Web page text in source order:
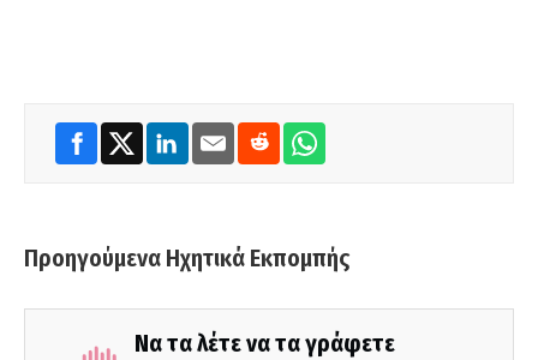
Προηγούμενα Ηχητικά Εκπομπής
Να τα λέτε να τα γράφετε